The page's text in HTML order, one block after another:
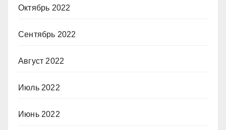
Октябрь 2022
Сентябрь 2022
Август 2022
Июль 2022
Июнь 2022